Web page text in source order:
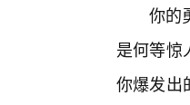
你的
是何等惊
你爆发出